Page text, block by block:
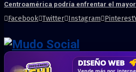
Centroamérica podría enfrentar el
Facebook Twitter Instagram Pinterest
HOSTING SSD
DISEÑO WEB
CRM &
CORREO